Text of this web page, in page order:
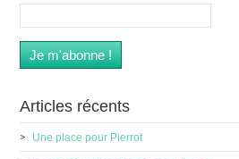
Articles récents
Une place pour Pierrot